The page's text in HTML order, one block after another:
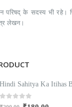
परिषद् के सदस्य भी रहे।
लेखन।
0out of 5